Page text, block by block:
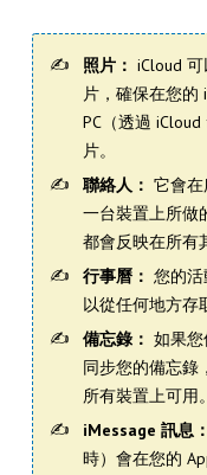
照片： iCloud
片，確保在您的
PC（透過
片。
聯絡人： 它會
一台裝置上所做
都會反映在所有
行事曆： 您的
以從任何地方存
備忘錄： 如果
同步您的備忘錄
所有裝置上可用。
iMessage 訊息：
時）會在您的